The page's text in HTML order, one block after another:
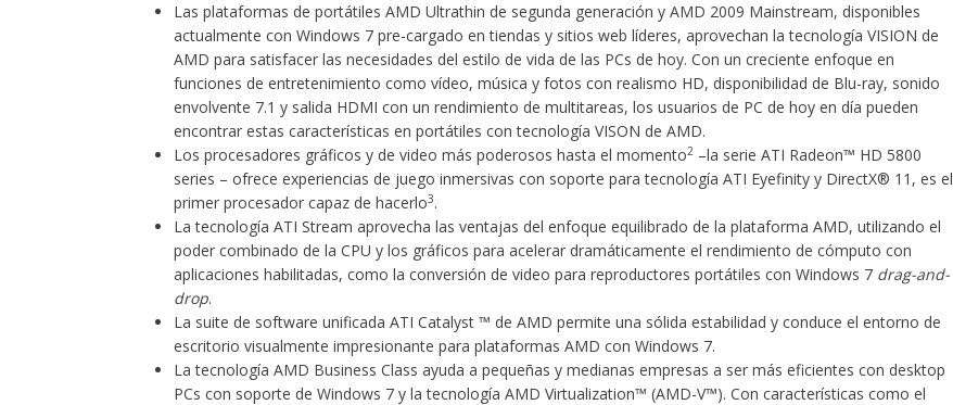
Las plataformas de portátiles AMD Ultrathin de segunda generación y AMD 2009 Mainstream, disponibles
actualmente con Windows 7 pre-cargado en tiendas y sitios web líderes, aprovechan la tecnología VISION de
AMD para satisfacer las necesidades del estilo de vida de las PCs de hoy. Con un creciente enfoque en
funciones de entretenimiento como vídeo, música y fotos con realismo HD, disponibilidad de Blu-ray, sonido
envolvente 7.1 y salida HDMI con un rendimiento de multitareas, los usuarios de PC de hoy en día pueden
encontrar estas características en portátiles con tecnología VISON de AMD.
Los procesadores gráficos y de video más poderosos hasta el momento2–la serie ATI Radeon™ HD 5800
series – ofrece experiencias de juego inmersivas con soporte para tecnología ATI Eyefinityy DirectX® 11 , es el
primer procesador capaz de hacerlo3.
La tecnología ATI Stream aprovecha las ventajas del enfoque equilibrado de la plataforma AMD, utilizando el
poder combinado de la CPU y los gráficos para acelerar dramáticamente el rendimiento de cómputo con
aplicaciones habilitadas, como la conversión de video para reproductores portátiles con Windows 7 drag-and-
drop.
La suite de software unificada ATI Catalyst ™ de AMD permite una sólida estabilidad y conduce el entorno de
escritorio visualmente impresionante para plataformas AMD con Windows 7.
La tecnología AMD Business Class ayuda a pequeñas y medianas empresas a ser más eficientes con desktop
PCs con soporte de Windows 7 y la tecnología AMD Virtualization™ (AMD-V™). Con características como el